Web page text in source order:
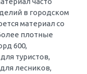
в городском
материал со
плотные
600,
туристов,
лесников,